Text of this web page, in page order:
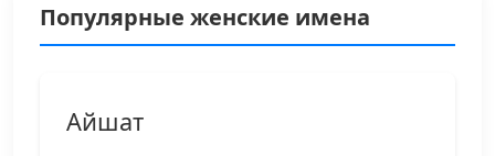
Популярные женские имена
Айшат